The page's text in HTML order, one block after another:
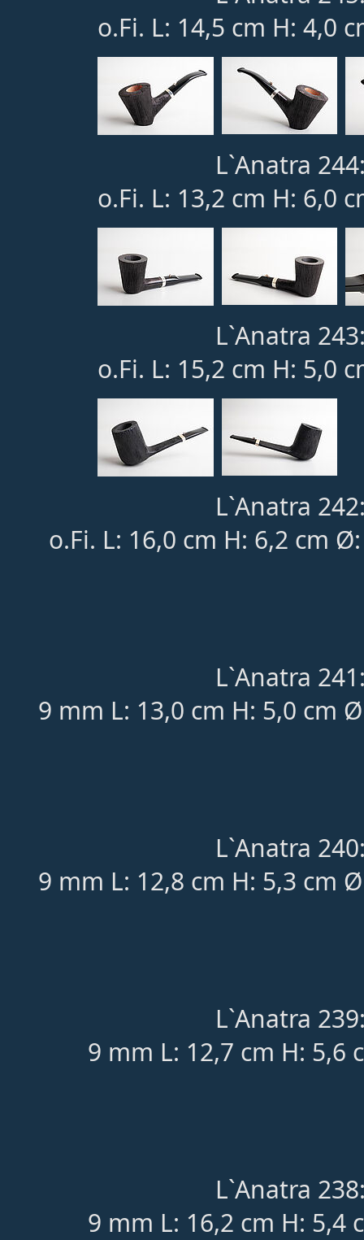
o.Fi. L: 14,5 cm H: 4,0
L`Anatra
o.Fi. L: 13,2 cm H: 6,0
L`Anatra
o.Fi. L: 15,2 cm H: 5,0
L`Anatra
o.Fi. L: 16,0 cm H: 6,2 cm
L`Anatra
9 mm L: 13,0 cm H: 5,0 cm
L`Anatra
9 mm L: 12,8 cm H: 5,3 cm
L`Anatra
9 mm L: 12,7 cm H: 5,6
L`Anatra
9 mm L: 16,2 cm H: 5,4